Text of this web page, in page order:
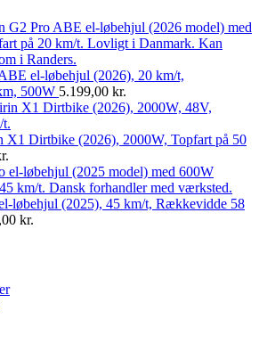
el-løbehjul (2026), 20 km/t,
500W 5.199,00 kr.
Dirtbike (2026), 2000W, Topfart på 50
løbehjul (2025), 45 km/t, Rækkevidde 58
kr.